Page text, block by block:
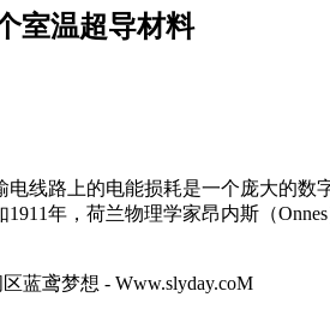
室温超导材料
线路上的电能损耗是一个庞大的
年，荷兰物理学家昂内斯（